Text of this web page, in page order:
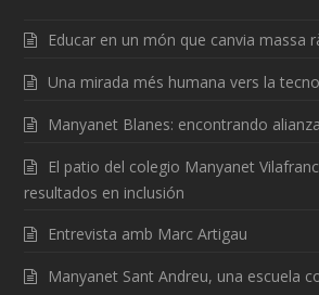
Educar en un món que canvia massa
Una mirada més humana vers la
Manyanet Blanes: encontrando
El patio del colegio Manyanet
resultados en inclusión
Entrevista amb Marc Artigau
Manyanet Sant Andreu, una escuela